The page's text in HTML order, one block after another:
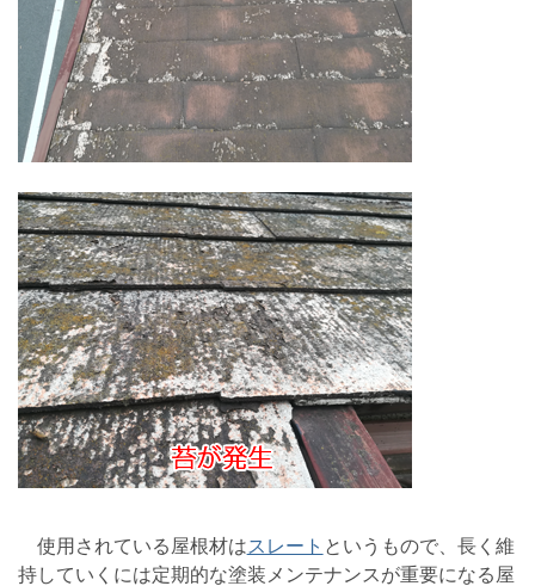
使用されている屋根材はスレート というもので、長く維
持していくには定期的な塗装メンテナンスが重要になる屋